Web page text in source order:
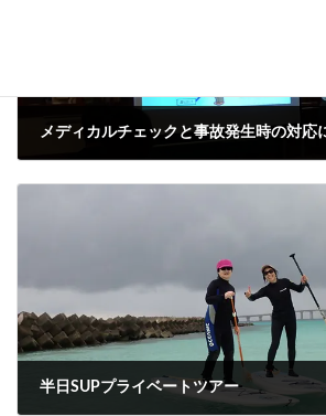
メディカルチェックと事故発生時の対応
半日SUPプライベートツアー